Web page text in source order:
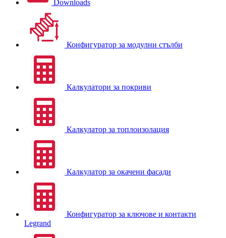
Downloads
Конфигуратор за модулни стълби
Калкулатори за покриви
Калкулатор за топлоизолация
Калкулатор за окачени фасади
Конфигуратор за ключове и контакти
Legrand